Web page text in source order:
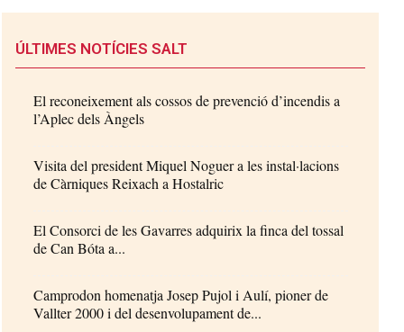
ÚLTIMES NOTÍCIES SALT
El reconeixement als cossos de prevenció d’incendis a
l’Aplec dels Àngels
Visita del president Miquel Noguer a les instal·lacions
de Càrniques Reixach a Hostalric
El Consorci de les Gavarres adquirix la finca del tossal
de Can Bóta a...
Camprodon homenatja Josep Pujol i Aulí, pioner de
Vallter 2000 i del desenvolupament de...